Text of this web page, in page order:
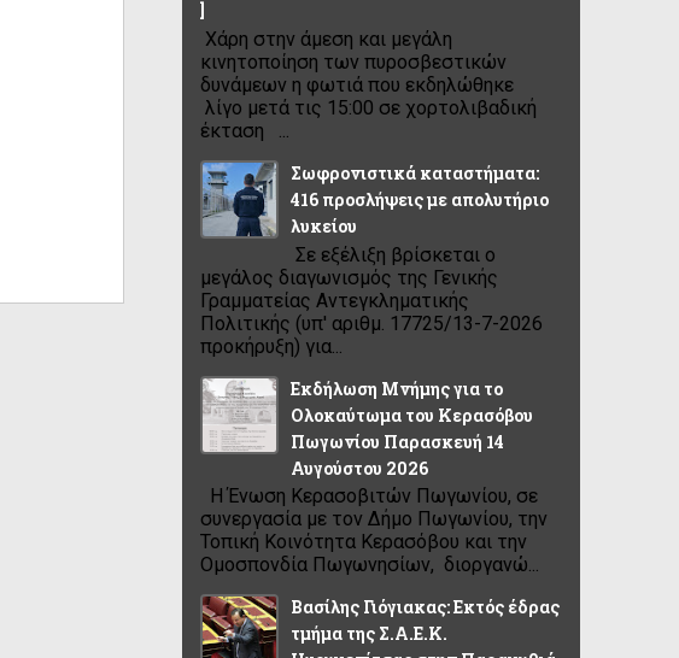
]
Χάρη στην άμεση και μεγάλη
κινητοποίηση των πυροσβεστικών
δυνάμεων η φωτιά που εκδηλώθηκε
λίγο μετά τις 15:00 σε χορτολιβαδική
έκταση ...
Σωφρονιστικά καταστήματα:
416 προσλήψεις με απολυτήριο
λυκείου
Σε εξέλιξη βρίσκεται ο
μεγάλος διαγωνισμός της Γενικής
Γραμματείας Αντεγκληματικής
Πολιτικής (υπ' αριθμ. 17725/13-7-2026
προκήρυξη) για...
Εκδήλωση Μνήμης για το
Ολοκαύτωμα του Κερασόβου
Πωγωνίου Παρασκευή 14
Αυγούστου 2026
Η Ένωση Κερασοβιτών Πωγωνίου, σε
συνεργασία με τον Δήμο Πωγωνίου, την
Τοπική Κοινότητα Κερασόβου και την
Ομοσπονδία Πωγωνησίων, διοργανώ...
Βασίλης Γιόγιακας: Εκτός έδρας
τμήμα της Σ.Α.Ε.Κ.